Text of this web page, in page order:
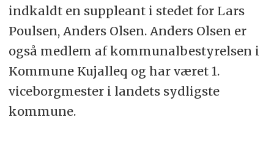
indkaldt en suppleant i stedet for Lars
Poulsen, Anders Olsen. Anders Olsen er
også medlem af kommunalbestyrelsen i
Kommune Kujalleq og har været 1.
viceborgmester i landets sydligste
kommune.